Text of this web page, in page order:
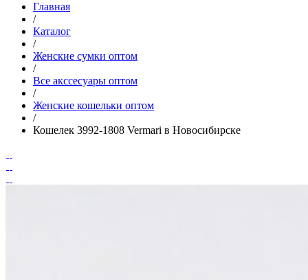
Главная
/
Каталог
/
Женские сумки оптом
/
Все акссесуары оптом
/
Женские кошельки оптом
/
Кошелек 3992-1808 Vermari в Новосибирске